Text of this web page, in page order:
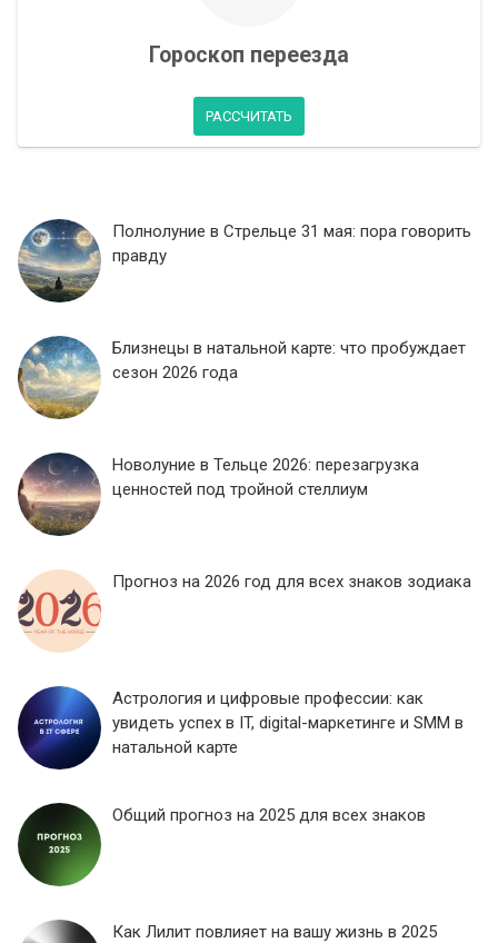
Гороскоп переезда
РАССЧИТАТЬ
Полнолуние в Стрельце 31 мая: пора говорить
правду
Близнецы в натальной карте: что пробуждает
сезон 2026 года
Новолуние в Тельце 2026: перезагрузка
ценностей под тройной стеллиум
Прогноз на 2026 год для всех знаков зодиака
Астрология и цифровые профессии: как
увидеть успех в IT, digital-маркетинге и SMM в
натальной карте
Общий прогноз на 2025 для всех знаков
Как Лилит повлияет на вашу жизнь в 2025